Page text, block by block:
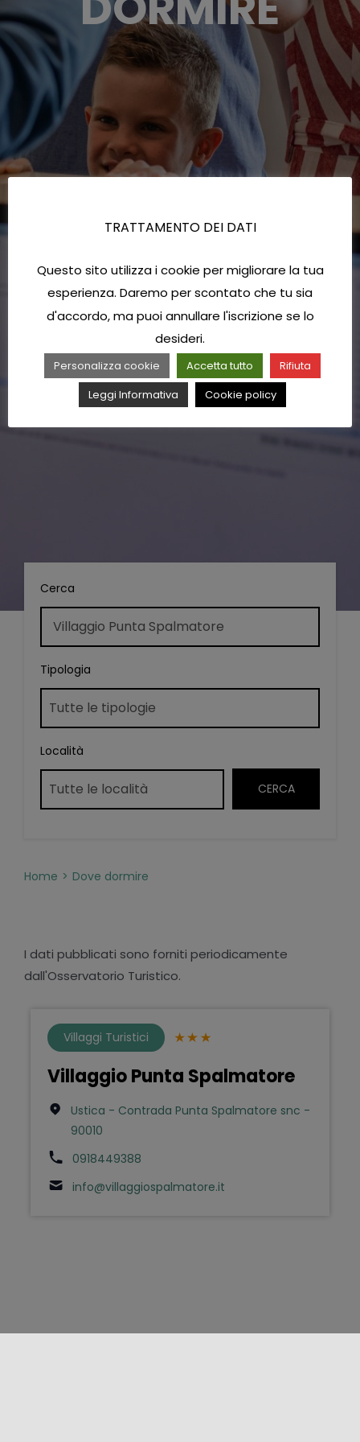
Cerca
Tipologia
Località
Home Dove dormire
I dati pubblicati sono forniti periodicamente
dall'Osservatorio Turistico.
Villaggi Turistici
Villaggio Punta Spalmatore
Ustica - Contrada Punta Spalmatore snc -
90010
0918449388
info@villaggiospalmatore.it
TRATTAMENTO DEI DATI
Questo sito utilizza i cookie per migliorare la tua
esperienza. Daremo per scontato che tu sia
d'accordo, ma puoi annullare l'iscrizione se lo
desideri.
Personalizza cookie Accetta tutto
Rifiuta
Leggi Informativa
Cookie policy